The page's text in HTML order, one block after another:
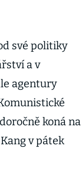
své politiky
a v
agentury
koná na
v pátek